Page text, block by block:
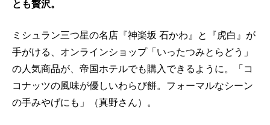
とも贅沢。
ミシュラン三つ星の名店『神楽坂 石かわ』と『虎白』が
手がける、オンラインショップ「いったつみとらどう」
の人気商品が、帝国ホテルでも購入できるように。「コ
コナッツの風味が優しいわらび餅。フォーマルなシーン
の手みやげにも」（真野さん）。